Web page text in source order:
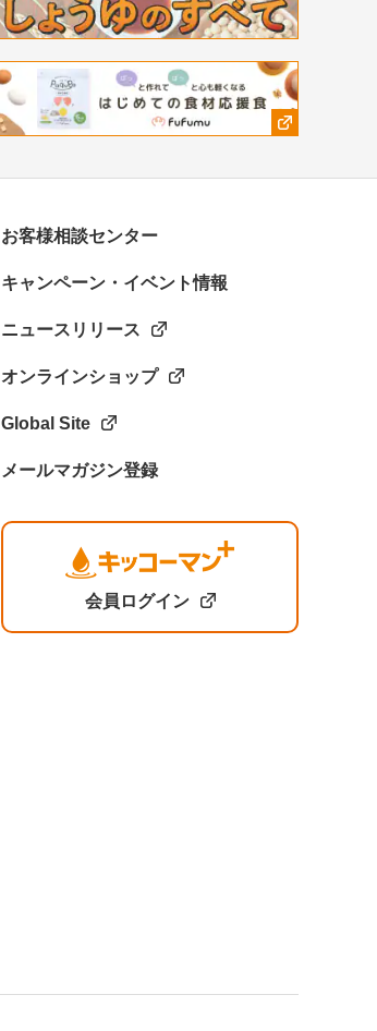
お客様相談センター
キャンペーン・イベント情報
ニュースリリース
オンラインショップ
Global Site
メールマガジン登録
会員ログイン